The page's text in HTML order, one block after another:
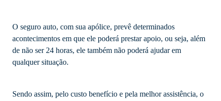
O seguro auto, com sua apólice, prevê determinados
acontecimentos em que ele poderá prestar apoio, ou seja, além
de não ser 24 horas, ele também não poderá ajudar em
qualquer situação.
Sendo assim, pelo custo benefício e pela melhor assistência, o